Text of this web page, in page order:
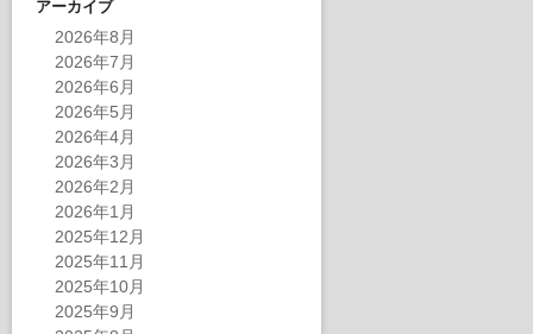
アーカイブ
2026年8月
2026年7月
2026年6月
2026年5月
2026年4月
2026年3月
2026年2月
2026年1月
2025年12月
2025年11月
2025年10月
2025年9月